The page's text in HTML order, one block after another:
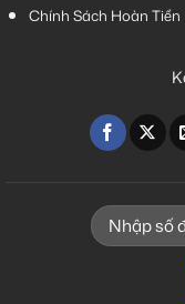
Chính Sách Hoàn Tiền